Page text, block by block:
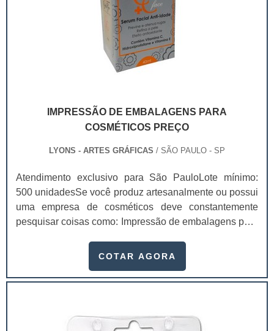
IMPRESSÃO DE EMBALAGENS PARA
COSMÉTICOS PREÇO
LYONS - ARTES GRÁFICAS / SÃO PAULO - SP
Atendimento exclusivo para São PauloLote mínimo:
500 unidadesSe você produz artesanalmente ou possui
uma empresa de cosméticos deve constantemente
pesquisar coisas como: Impressão de embalagens para
um investimento necessário para quem está no
extremamente competitivo, assim, as embalagens
COTAR AGORA